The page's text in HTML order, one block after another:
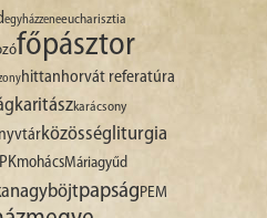
egyházzeneeucharisztia
főpásztor
hittanhorvát referatúra
karitászkarácsony
közösségliturgia
mohácsMáriagyűd
nagyböjtpapság PEM